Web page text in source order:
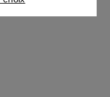
la liste de nos